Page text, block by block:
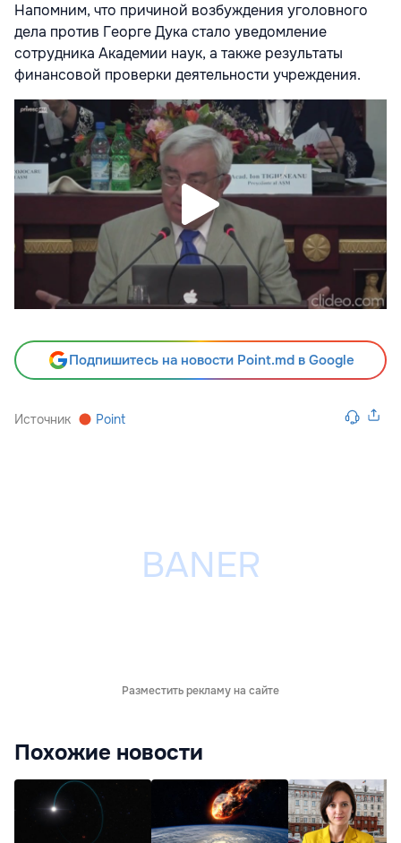
Напомним, что причиной возбуждения уголовного
дела против Георге Дука стало уведомление
сотрудника Академии наук, а также результаты
финансовой проверки деятельности учреждения.
Подпишитесь на новости Point.md в Google
Источник Point
Разместить рекламу на сайте
Похожие новости